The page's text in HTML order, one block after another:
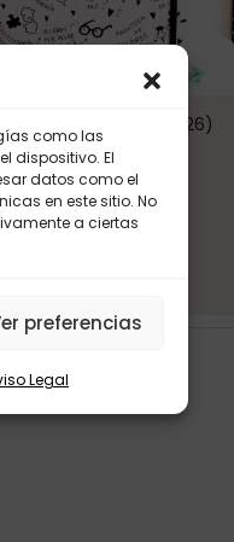
como las
dispositivo. El
datos como el
en este sitio. No
a ciertas
preferencias
Legal
Reunions (curs 25-26)
€9,75